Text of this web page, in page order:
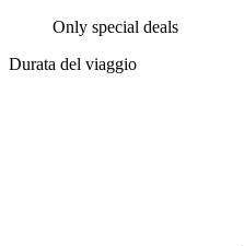
Only special deals
Durata del viaggio